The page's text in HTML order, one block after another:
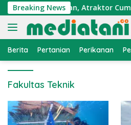
Langsung
ke
konten
Breaking News
Nelayan, Atraktor Cumi
Berita Pertanian Perikanan
Fakultas Teknik